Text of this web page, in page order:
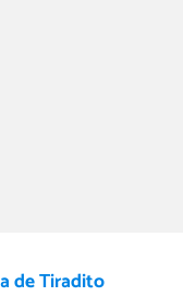
de Tiradito